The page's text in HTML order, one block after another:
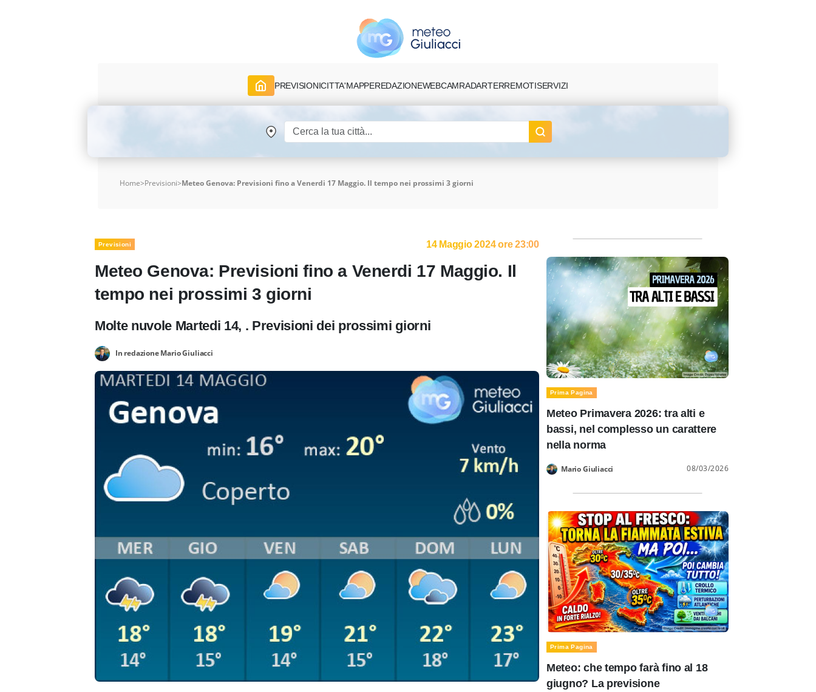
PREVISIONICITTA'MAPPEREDAZIONEWEBCAMRADARTERREMOTISERVIZI
Home>Previsioni>Meteo Genova: Previsioni fino a Venerdi 17 Maggio. Il tempo nei prossimi 3 giorni
Previsioni 14 Maggio 2024 ore 23:00
Meteo Genova: Previsioni fino a Venerdi 17 Maggio. Il
tempo nei prossimi 3 giorni
Molte nuvole Martedi 14, . Previsioni dei prossimi giorni
In redazione Mario Giuliacci
Prima Pagina
Meteo Primavera 2026: tra alti e
bassi, nel complesso un carattere
nella norma
Mario Giuliacci 08/03/2026
Prima Pagina
Meteo: che tempo farà fino al 18
giugno? La previsione